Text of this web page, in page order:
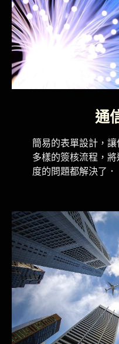
通
簡易的表單設計，
多樣的簽核流程，
度的問題都解決了．